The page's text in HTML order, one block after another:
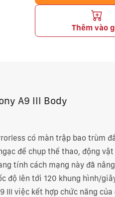
Thêm vào
A9 III Body
có màn trập bao trùm
để chụp thể thao, động
tính cách mạng này đã
độ lên tới 120 khung hình/
việc kết hợp chức năng